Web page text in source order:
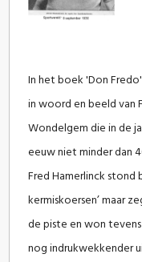
In het boek 'Don
in woord en beeld van
Wondelgem die in de
eeuw niet minder dan
Fred Hamerlinck stond
kermiskoersen’ maar
de piste en won
nog indrukwekkender